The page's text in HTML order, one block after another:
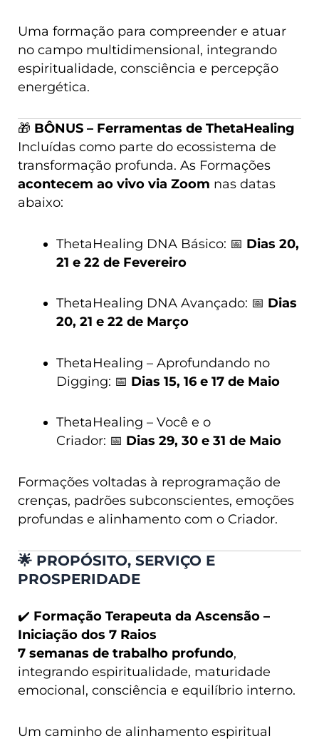
Uma formação para compreender e atuar
no campo multidimensional, integrando
espiritualidade, consciência e percepção
energética.
🎁 BÔNUS – Ferramentas de ThetaHealing
Incluídas como parte do ecossistema de
transformação profunda. As Formações
acontecem ao vivo via Zoom nas datas
abaixo:
ThetaHealing DNA Básico: 📅 Dias 20,
21 e 22 de Fevereiro
ThetaHealing DNA Avançado: 📅 Dias
20, 21 e 22 de Março
ThetaHealing – Aprofundando no
Digging: 📅 Dias 15, 16 e 17 de Maio
ThetaHealing – Você e o
Criador: 📅 Dias 29, 30 e 31 de Maio
Formações voltadas à reprogramação de
crenças, padrões subconscientes, emoções
profundas e alinhamento com o Criador.
🌟 PROPÓSITO, SERVIÇO E
PROSPERIDADE
✔️ Formação Terapeuta da Ascensão –
Iniciação dos 7 Raios
7 semanas de trabalho profundo,
integrando espiritualidade, maturidade
emocional, consciência e equilíbrio interno.
Um caminho de alinhamento espiritual